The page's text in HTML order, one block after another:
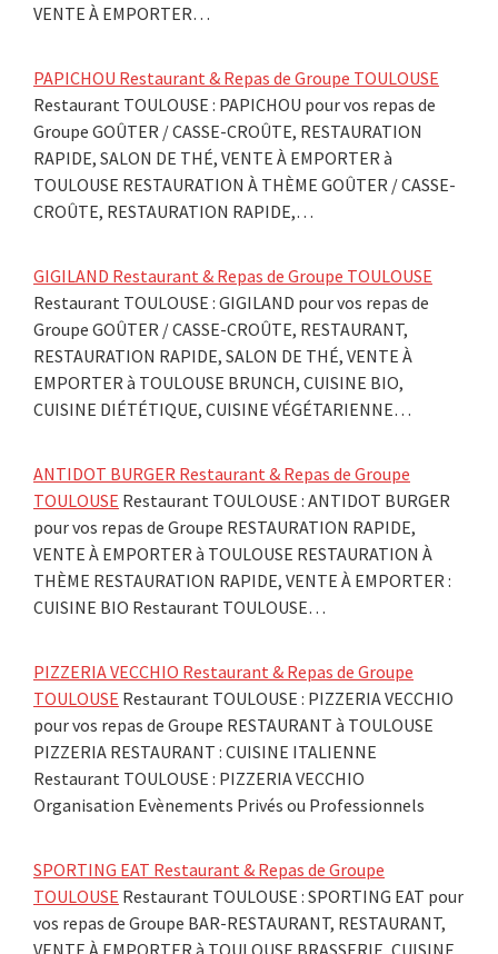
VENTE À EMPORTER…
PAPICHOU Restaurant & Repas de Groupe TOULOUSE
Restaurant TOULOUSE : PAPICHOU pour vos repas de
Groupe GOÛTER / CASSE-CROÛTE, RESTAURATION
RAPIDE, SALON DE THÉ, VENTE À EMPORTER à
TOULOUSE RESTAURATION À THÈME GOÛTER / CASSE-
CROÛTE, RESTAURATION RAPIDE,…
GIGILAND Restaurant & Repas de Groupe TOULOUSE
Restaurant TOULOUSE : GIGILAND pour vos repas de
Groupe GOÛTER / CASSE-CROÛTE, RESTAURANT,
RESTAURATION RAPIDE, SALON DE THÉ, VENTE À
EMPORTER à TOULOUSE BRUNCH, CUISINE BIO,
CUISINE DIÉTÉTIQUE, CUISINE VÉGÉTARIENNE…
ANTIDOT BURGER Restaurant & Repas de Groupe
TOULOUSE Restaurant TOULOUSE : ANTIDOT BURGER
pour vos repas de Groupe RESTAURATION RAPIDE,
VENTE À EMPORTER à TOULOUSE RESTAURATION À
THÈME RESTAURATION RAPIDE, VENTE À EMPORTER :
CUISINE BIO Restaurant TOULOUSE…
PIZZERIA VECCHIO Restaurant & Repas de Groupe
TOULOUSE Restaurant TOULOUSE : PIZZERIA VECCHIO
pour vos repas de Groupe RESTAURANT à TOULOUSE
PIZZERIA RESTAURANT : CUISINE ITALIENNE
Restaurant TOULOUSE : PIZZERIA VECCHIO
Organisation Evènements Privés ou Professionnels
SPORTING EAT Restaurant & Repas de Groupe
TOULOUSE Restaurant TOULOUSE : SPORTING EAT pour
vos repas de Groupe BAR-RESTAURANT, RESTAURANT,
VENTE À EMPORTER à TOULOUSE BRASSERIE, CUISINE